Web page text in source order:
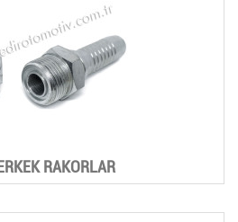
RAKORLAR